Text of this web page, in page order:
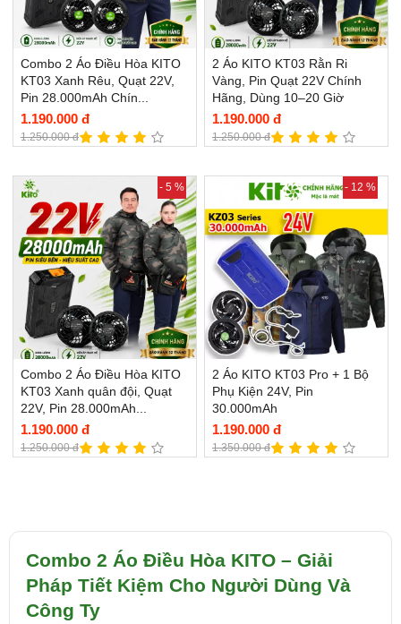
Combo 2 Áo Điều Hòa KITO
KT03 Xanh Rêu, Quạt 22V,
Pin 28.000mAh Chín...
1.190.000 đ
1.250.000 đ
2 Áo KITO KT03 Rằn Ri
Vàng, Pin Quạt 22V Chính
Hãng, Dùng 10–20 Giờ
1.190.000 đ
1.250.000 đ
- 5 %
Combo 2 Áo Điều Hòa KITO
KT03 Xanh quân đội, Quạt
22V, Pin 28.000mAh...
1.190.000 đ
1.250.000 đ
- 12 %
2 Áo KITO KT03 Pro + 1 Bộ
Phụ Kiện 24V, Pin
30.000mAh
1.190.000 đ
1.350.000 đ
Combo 2 Áo Điều Hòa KITO – Giải
Pháp Tiết Kiệm Cho Người Dùng Và
Công Ty